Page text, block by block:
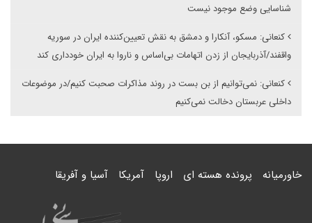
شناسایی وضع موجود نیست
کنعانی: مسکو، آنکارا و دمشق به نقش تعیین‌کننده ایران در سوریه
واقفند/آذربایجان از زدن اتهامات بی‌اساس و ناروا به ایران خودداری کند
کنعانی: نمی‌توانیم از بن بست در روند مذاکرات صحبت کنیم/در موضوعات
داخلی عربستان دخالت نمی‌کنیم
خاورمیانه پرونده هسته ای اروپا آمریکا آسیا و آفریقا